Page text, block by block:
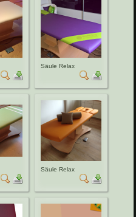
Säule Relax
Säule Relax